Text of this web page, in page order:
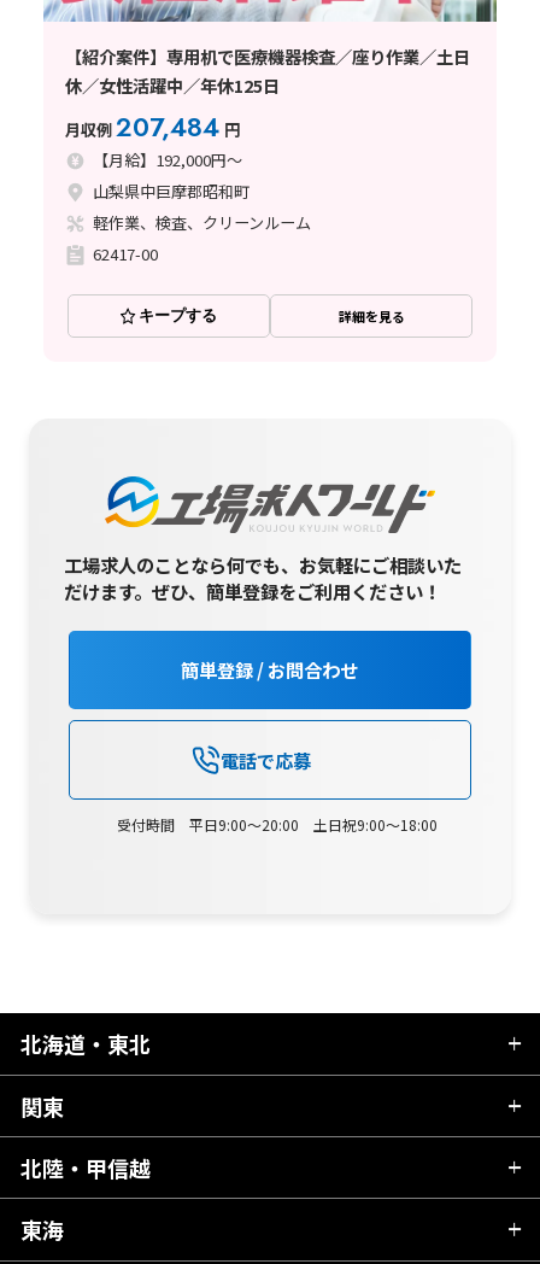
【紹介案件】専用机で医療機器検査／座り作業／土日
休／女性活躍中／年休125日
月収例207,484 円
【月給】192,000円～
山梨県中巨摩郡昭和町
軽作業、検査、クリーンルーム
62417-00
キープする 詳細を見る
工場求人のことなら何でも、お気軽にご相談いた
だけます。ぜひ、簡単登録をご利用ください！
簡単登録 / お問合わせ
電話で応募
受付時間 平日9:00～20:00 土日祝9:00～18:00
北海道・東北
北海道
青森県
秋田県
関東
茨城県
栃木県
北陸・甲信越
新潟県
東海